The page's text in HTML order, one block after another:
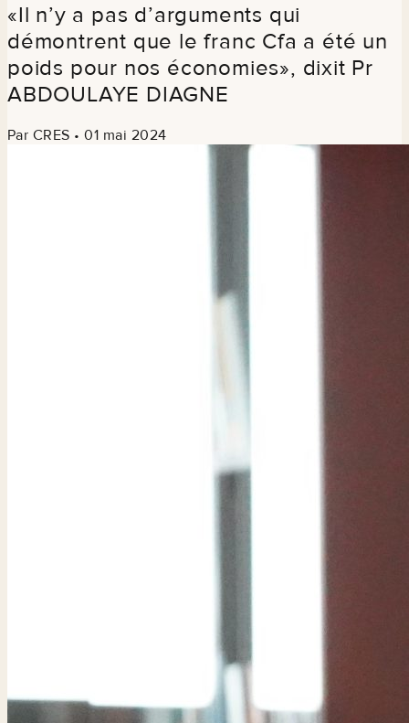
«Il n’y a pas d’arguments qui
démontrent que le franc Cfa a été un
poids pour nos économies», dixit Pr
ABDOULAYE DIAGNE
Par CRES • 01 mai 2024